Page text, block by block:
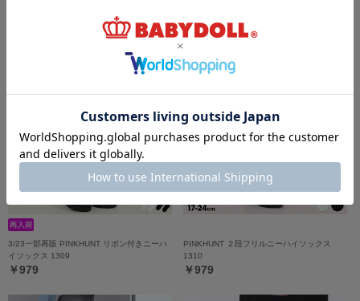
￥1,100
3/23一部再販 PINKHUNT リボン付きニーハ
イソックス 1309
￥979
PINKHUNT ２段フリルニーハイソックス
1310
￥979